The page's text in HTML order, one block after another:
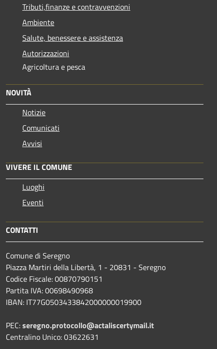
Tributi,finanze e contravvenzioni
Ambiente
Salute, benessere e assistenza
Autorizzazioni
Agricoltura e pesca
NOVITÀ
Notizie
Comunicati
Avvisi
VIVERE IL COMUNE
Luoghi
Eventi
CONTATTI
Comune di Seregno
Piazza Martiri della Libertà, 1 - 20831 - Seregno
Codice Fiscale: 00870790151
Partita IVA: 00698490968
IBAN: IT77G0503433842000000019900
PEC:seregno.protocollo@actaliscertymail.it
Centralino Unico: 03622631